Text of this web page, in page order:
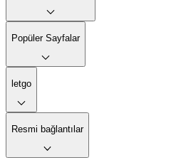
Popüler Sayfalar
letgo
Resmi bağlantılar